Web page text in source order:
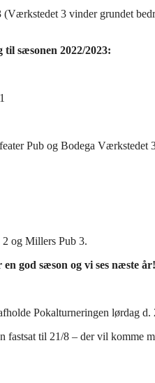
3 vinder grundet
sæsonen 2022/2023:
Pub og Bodega Værkstedet
og Millers Pub 3.
god sæson og vi ses næste år!
Pokalturneringen lørdag
fastsat til 21/8 – der vil komme